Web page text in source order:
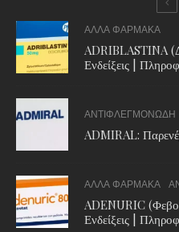
ΑΛΛΑ ΦΑΡΜΑΚΑ
ADRIBLASTINA
Ενδείξεις |
ΑΝΤΙΦΛΕΓΜΟΝΩΔΗ
ADMIRAL:
ΑΛΛΑ ΦΑΡΜΑΚΑ
ADENURIC
Ενδείξεις |